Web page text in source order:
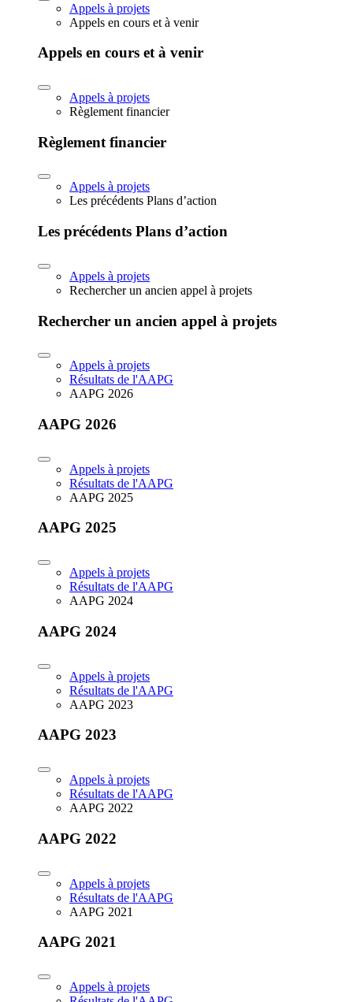
Appels à projets
Appels en cours et à venir
Appels en cours et à venir
Appels à projets
Règlement financier
Règlement financier
Appels à projets
Les précédents Plans d’action
Les précédents Plans d’action
Appels à projets
Rechercher un ancien appel à projets
Rechercher un ancien appel à projets
Appels à projets
Résultats de l'AAPG
AAPG 2026
AAPG 2026
Appels à projets
Résultats de l'AAPG
AAPG 2025
AAPG 2025
Appels à projets
Résultats de l'AAPG
AAPG 2024
AAPG 2024
Appels à projets
Résultats de l'AAPG
AAPG 2023
AAPG 2023
Appels à projets
Résultats de l'AAPG
AAPG 2022
AAPG 2022
Appels à projets
Résultats de l'AAPG
AAPG 2021
AAPG 2021
Appels à projets